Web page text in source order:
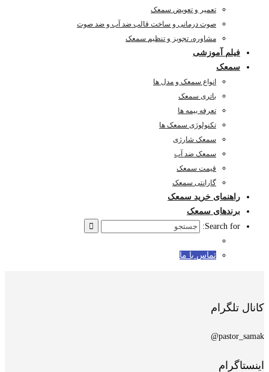
تعمیر و تعویض سمعک
صوت درمانی و ساخت قالب ضد آب و ضد صوت
مشاوره، تجویز و تنظیم سمعک
فیلم آموزشی
سمعک
انواع سمعک و مدل ها
باتری سمعک
تعرفه بیمه ها
تکنولوژی سمعک ها
سمعک شارژی
سمعک ضد آب
قیمت سمعک
گارانتی سمعک
راهنمای خرید سمعک
برندهای سمعک
Search for:
تماس با ما
کانال تلگرام
pastor_samak@
اینستاگرام